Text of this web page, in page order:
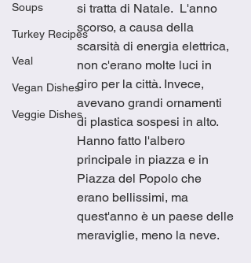
Soups
Turkey Recipes
Veal
Vegan Dishes
Veggie Dishes
si tratta di Natale.  L'anno
scorso, a causa della
scarsità di energia elettrica,
non c'erano molte luci in
giro per la città. Invece,
avevano grandi ornamenti
di plastica sospesi in alto.
Hanno fatto l'albero
principale in piazza e in
Piazza del Popolo che
erano bellissimi, ma
quest'anno è un paese delle
meraviglie, meno la neve.